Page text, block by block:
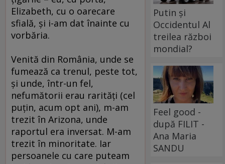
Elizabeth, cu o oarecare
sfială, şi i-am dat înainte cu
vorbăria.
Venită din România, unde se
fumează ca trenul, peste tot,
şi unde, într-un fel,
nefumătorii erau rarităţi (cel
puţin, acum opt ani), m-am
trezit în Arizona, unde
raportul era inversat. M-am
trezit în minoritate. Iar
persoanele cu care puteam
Putin și
Occidentul Al
treilea război
mondial?
Feel good -
după FILIT -
Ana Maria
SANDU